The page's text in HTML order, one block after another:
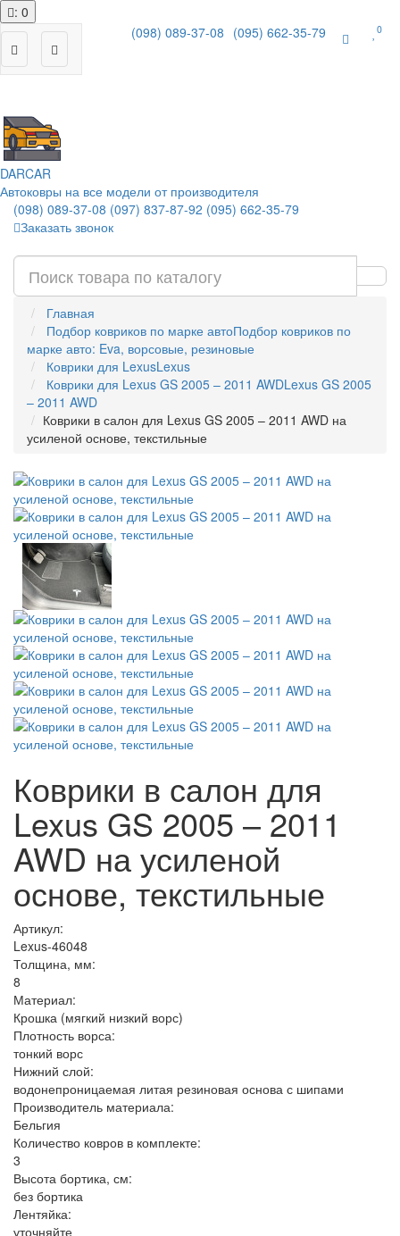
: 0
(098) 089-37-08 (095) 662-35-79 0
DARCAR
Автоковры на все модели от производителя
(098) 089-37-08 (097) 837-87-92 (095) 662-35-79
Заказать звонок
Главная
Подбор ковриков по марке автоПодбор ковриков по
марке авто: Eva, ворсовые, резиновые
Коврики для LexusLexus
Коврики для Lexus GS 2005 – 2011 AWDLexus GS 2005
– 2011 AWD
Коврики в салон для Lexus GS 2005 – 2011 AWD на
усиленой основе, текстильные
Коврики в салон для
Lexus GS 2005 – 2011
AWD на усиленой
основе, текстильные
Артикул:
Lexus-46048
Толщина, мм:
8
Материал:
Крошка (мягкий низкий ворс)
Плотность ворса:
тонкий ворс
Нижний слой:
водонепроницаемая литая резиновая основа с шипами
Производитель материала:
Бельгия
Количество ковров в комплекте:
3
Высота бортика, см:
без бортика
Лентяйка:
уточняйте